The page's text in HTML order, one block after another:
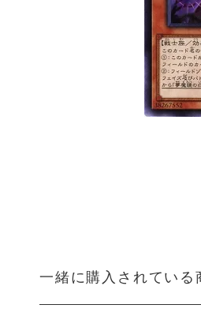
一緒に購入されている